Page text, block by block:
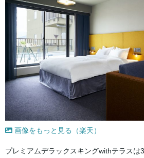
画像をもっと見る（楽天）
プレミアムデラックスキングwithテラスは